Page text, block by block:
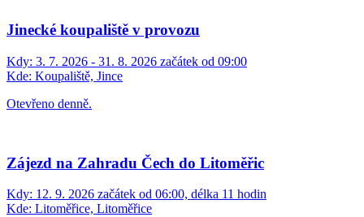
Jinecké koupaliště v provozu
Kdy: 3. 7. 2026 - 31. 8. 2026 začátek od 09:00
Kde: Koupaliště, Jince
Otevřeno denně.
Zájezd na Zahradu Čech do Litoměřic
Kdy: 12. 9. 2026 začátek od 06:00, délka 11 hodin
Kde: Litoměřice, Litoměřice